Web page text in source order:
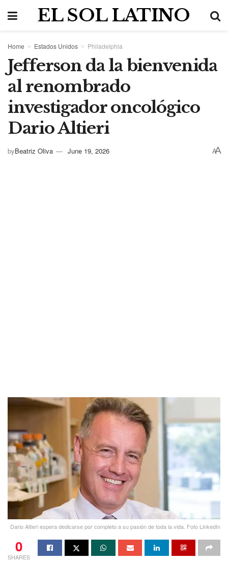
EL SOL LATINO
Home Estados Unidos Philadelphia
Jefferson da la bienvenida
al renombrado
investigador oncológico
Dario Altieri
byBeatriz Oliva June 19, 2026 AA
Dario Altieri espera dedicarse por completo a su pasión de toda la vida. Foto LinkedIn
0
SHARES